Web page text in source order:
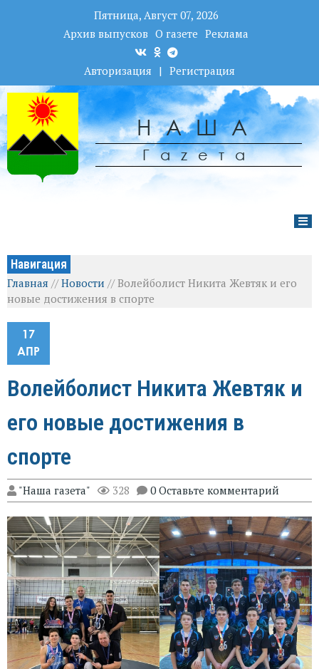
Пятница, Август 07, 2026
Архив выпусков О газете Реклама
Авторизация | Регистрация
НАША
Гаzета
Навигация
Главная //Новости //Волейболист Никита Жевтяк и его
новые достижения в спорте
17
АПР
Волейболист Никита Жевтяк и
его новые достижения в
спорте
"Наша газета" 328 0 Оставьте комментарий